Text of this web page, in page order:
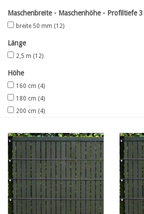
Maschenbreite - Maschenhöhe - Profiltiefe
breite 50 mm (12)
Länge
2,5 m (12)
Höhe
160 cm (4)
180 cm (4)
200 cm (4)